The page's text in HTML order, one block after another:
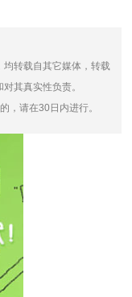
均转载自其它媒体，转载
其真实性负责。
，请在30日内进行。